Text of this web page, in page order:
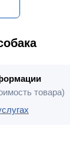
товара)